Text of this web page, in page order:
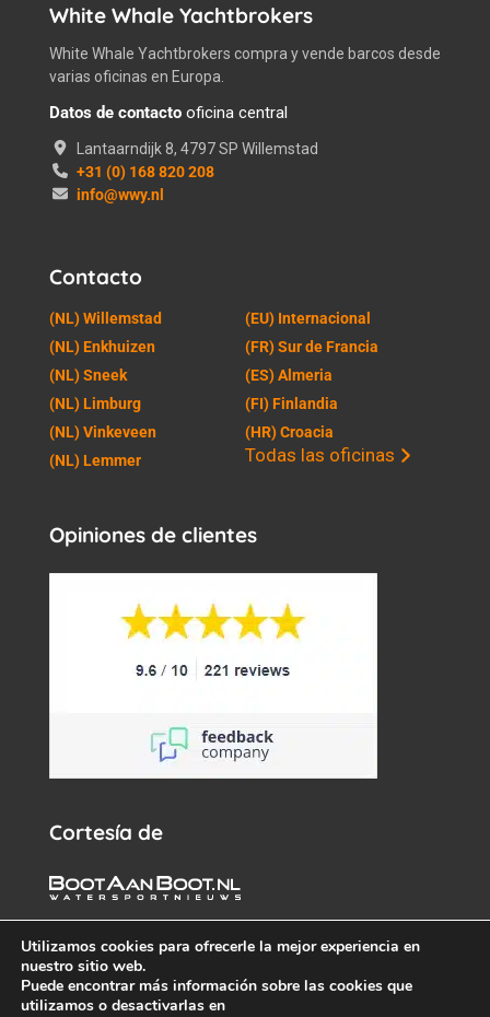
White Whale Yachtbrokers
White Whale Yachtbrokers compra y vende barcos desde
varias oficinas en Europa.
Datos de contactooficina central
Lantaarndijk 8, 4797 SP Willemstad
+31 (0) 168 820 208
info@wwy.nl
Contacto
(NL) Willemstad
(NL) Enkhuizen
(NL) Sneek
(NL) Limburg
(NL) Vinkeveen
(NL) Lemmer
(EU) Internacional
(FR) Sur de Francia
(ES) Almeria
(FI) Finlandia
(HR) Croacia
Todas las oficinas
Opiniones de clientes
Cortesía de
Utilizamos cookies para ofrecerle la mejor experiencia en
nuestro sitio web.
Puede encontrar más información sobre las cookies que
utilizamos o desactivarlas en